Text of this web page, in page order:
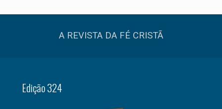
A REVISTA DA FÉ CRISTÃ
Edição 324